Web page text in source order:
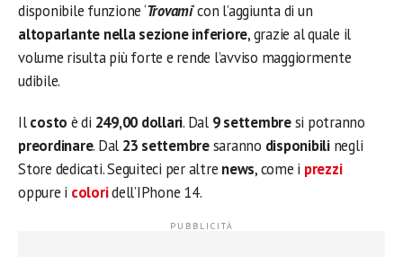
disponibile funzione ‘Trovami‘ con l’aggiunta di un
altoparlante nella sezione inferiore, grazie al quale il
volume risulta più forte e rende l’avviso maggiormente
udibile.
Ilcosto è di 249,00 dollari. Dal 9 settembresi potranno
preordinare. Dal 23 settembresaranno disponibilinegli
Store dedicati. Seguiteci per altre news, come i prezzi
oppure i coloridell’IPhone 14.